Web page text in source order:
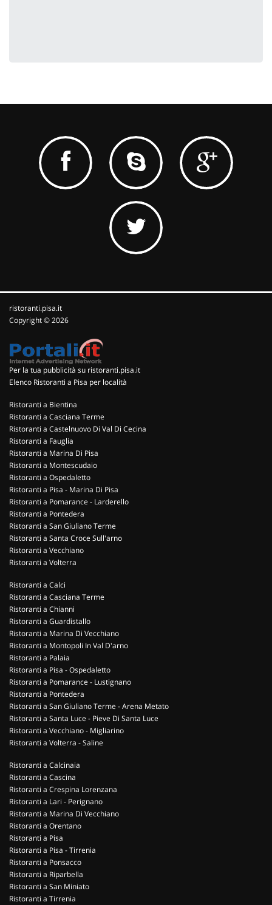
ristoranti.pisa.it
Copyright © 2026
Per la tua pubblicità su ristoranti.pisa.it
Elenco Ristoranti a Pisa per località
Ristoranti a Bientina
Ristoranti a Casciana Terme
Ristoranti a Castelnuovo Di Val Di Cecina
Ristoranti a Fauglia
Ristoranti a Marina Di Pisa
Ristoranti a Montescudaio
Ristoranti a Ospedaletto
Ristoranti a Pisa - Marina Di Pisa
Ristoranti a Pomarance - Larderello
Ristoranti a Pontedera
Ristoranti a San Giuliano Terme
Ristoranti a Santa Croce Sull'arno
Ristoranti a Vecchiano
Ristoranti a Volterra
Ristoranti a Calci
Ristoranti a Casciana Terme
Ristoranti a Chianni
Ristoranti a Guardistallo
Ristoranti a Marina Di Vecchiano
Ristoranti a Montopoli In Val D'arno
Ristoranti a Palaia
Ristoranti a Pisa - Ospedaletto
Ristoranti a Pomarance - Lustignano
Ristoranti a Pontedera
Ristoranti a San Giuliano Terme - Arena Metato
Ristoranti a Santa Luce - Pieve Di Santa Luce
Ristoranti a Vecchiano - Migliarino
Ristoranti a Volterra - Saline
Ristoranti a Calcinaia
Ristoranti a Cascina
Ristoranti a Crespina Lorenzana
Ristoranti a Lari - Perignano
Ristoranti a Marina Di Vecchiano
Ristoranti a Orentano
Ristoranti a Pisa
Ristoranti a Pisa - Tirrenia
Ristoranti a Ponsacco
Ristoranti a Riparbella
Ristoranti a San Miniato
Ristoranti a Tirrenia